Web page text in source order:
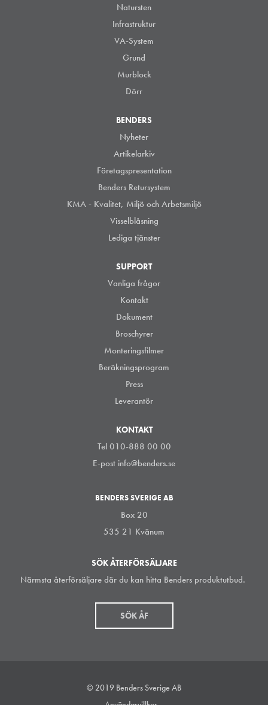
Natursten
Infrastruktur
VA-System
Grund
Murblock
Dörr
BENDERS
Nyheter
Artikelarkiv
Företagspresentation
Benders Retursystem
KMA - Kvalitet, Miljö och Arbetsmiljö
Visselblåsning
Lediga tjänster
SUPPORT
Vanliga frågor
Kontakt
Dokument
Broschyrer
Monteringsfilmer
Beräkningsprogram
Press
Leverantör
KONTAKT
Tel 010-888 00 00
E-post info@benders.se
BENDERS SVERIGE AB
Box 20
535 21 Kvänum
SÖK ÅTERFÖRSÄLJARE
Närmsta återförsäljare där du kan hitta Benders produktutbud.
SÖK ÅF
© 2019 Benders Sverige AB